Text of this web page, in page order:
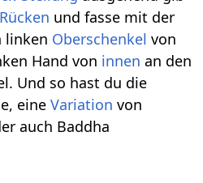
Rücken und fasse mit der
linken Oberschenkel von
Hand von innen an den
Und so hast du die
eineVariation von
auch Baddha